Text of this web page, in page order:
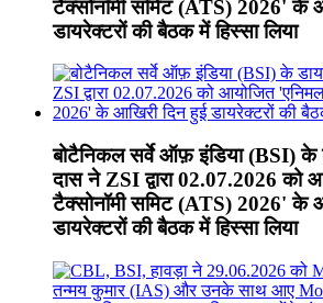
टैक्सोनॉमी समिट (ATS) 2026' के
डायरेक्टरों की बैठक में हिस्सा लिया
बोटैनिकल सर्वे ऑफ़ इंडिया (BSI) के
दास ने ZSI द्वारा 02.07.2026 को
टैक्सोनॉमी समिट (ATS) 2026' के
डायरेक्टरों की बैठक में हिस्सा लिया